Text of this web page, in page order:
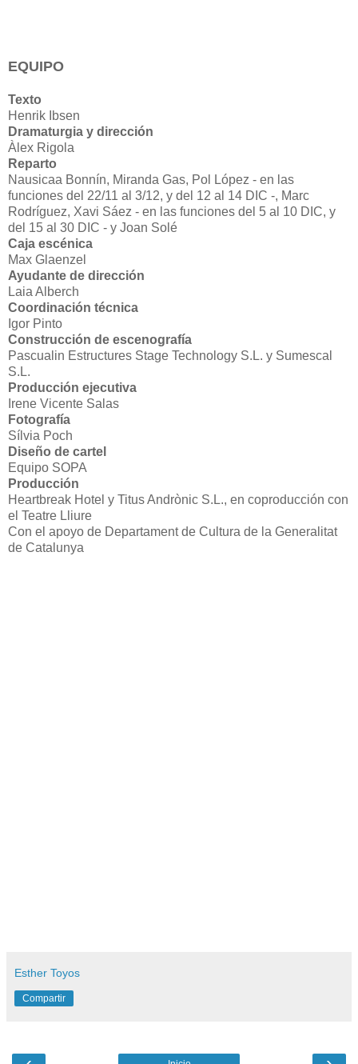
EQUIPO
Texto
Henrik Ibsen
Dramaturgia y dirección
Àlex Rigola
Reparto
Nausicaa Bonnín, Miranda Gas, Pol López - en las
funciones del 22/11 al 3/12, y del 12 al 14 DIC -, Marc
Rodríguez, Xavi Sáez - en las funciones del 5 al 10 DIC, y
del 15 al 30 DIC - y Joan Solé
Caja escénica
Max Glaenzel
Ayudante de dirección
Laia Alberch
Coordinación técnica
Igor Pinto
Construcción de escenografía
Pascualin Estructures Stage Technology S.L. y Sumescal
S.L.
Producción ejecutiva
Irene Vicente Salas
Fotografía
Sílvia Poch
Diseño de cartel
Equipo SOPA
Producción
Heartbreak Hotel y Titus Andrònic S.L., en coproducción con
el Teatre Lliure
Con el apoyo de Departament de Cultura de la Generalitat
de Catalunya
Esther Toyos
Compartir